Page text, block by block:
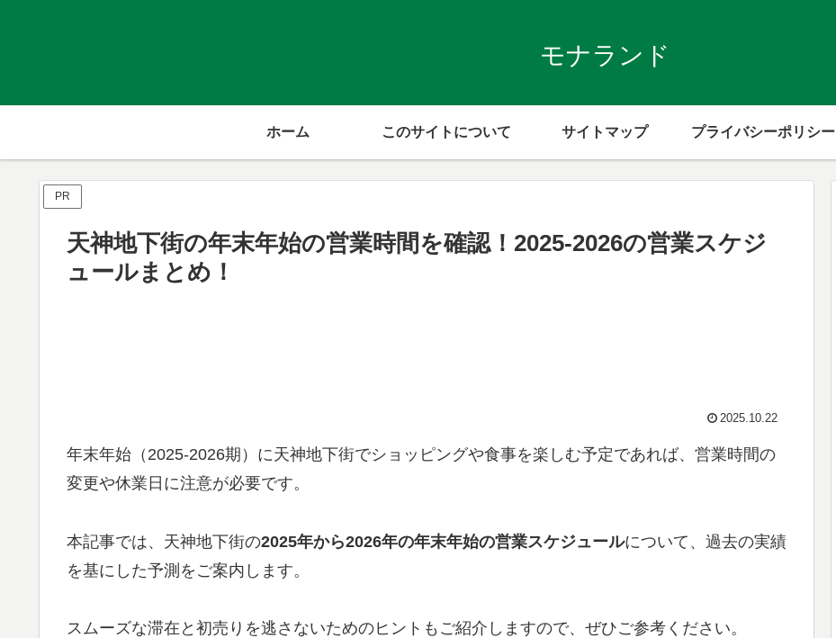
モナランド
ホーム このサイトについて サイトマップ プライバシーポリシー
PR
天神地下街の年末年始の営業時間を確認！2025-2026の営業スケジ
ュールまとめ！
2025.10.22
年末年始（2025-2026期）に天神地下街でショッピングや食事を楽しむ予定であれば、営業時間の
変更や休業日に注意が必要です。
本記事では、天神地下街の2025年から2026年の年末年始の営業スケジュールについて、過去の実績
を基にした予測をご案内します。
スムーズな滞在と初売りを逃さないためのヒントもご紹介しますので、ぜひご参考ください。